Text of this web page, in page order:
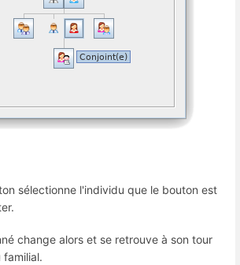
sélectionne l'individu que le bouton est
change alors et se retrouve à son tour
familial.